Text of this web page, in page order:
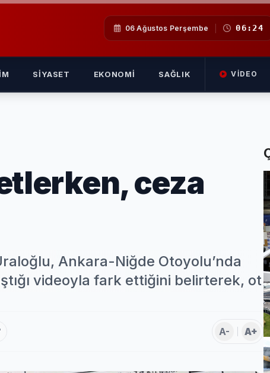
06 Ağustos Perşembe 06:24
SIYASET EKONOMI SAĞLIK VIDEO
ceza
Ankara-Niğde Otoyolu’nda
videoyla fark ettiğini belirterek, ot
A- A+